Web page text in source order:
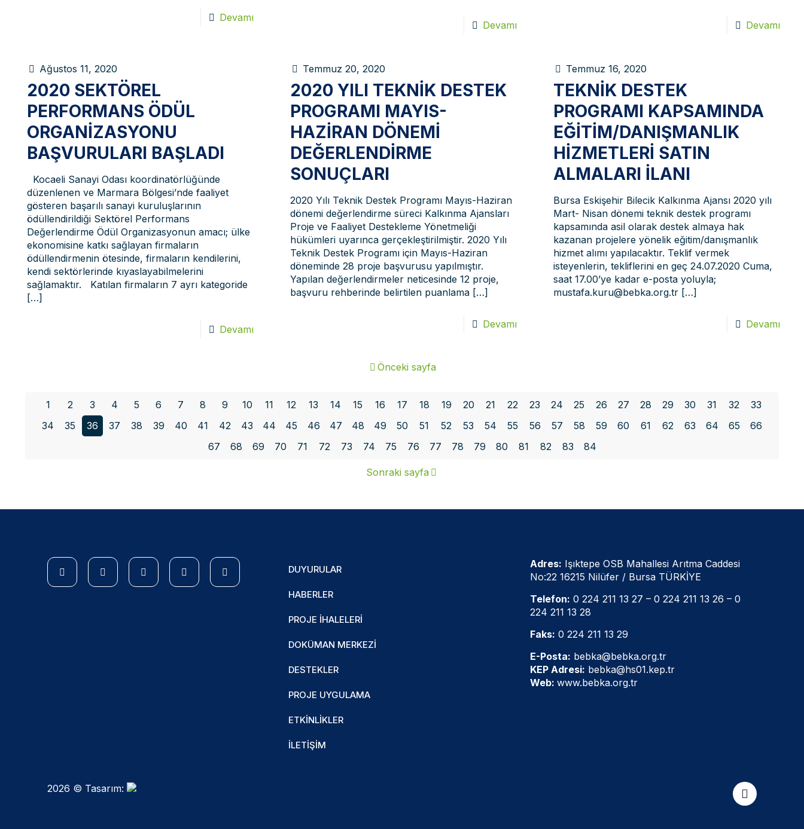
Devamı
Devamı Devamı
Ağustos 11, 2020
2020 SEKTÖREL
PERFORMANS ÖDÜL
ORGANIZASYONU
BAŞVURULARI BAŞLADI
Kocaeli Sanayi Odası koordinatörlüğünde
düzenlenen ve Marmara Bölgesi’nde faaliyet
gösteren başarılı sanayi kuruluşlarının
ödüllendirildiği Sektörel Performans
Değerlendirme Ödül Organizasyonun amacı; ülke
ekonomisine katkı sağlayan firmaların
ödüllendirmenin ötesinde, firmaların kendilerini,
kendi sektörlerinde kıyaslayabilmelerini
sağlamaktır. Katılan firmaların 7 ayrı kategoride
[…]
Devamı
Temmuz 20, 2020
2020 YILI TEKNIK DESTEK
PROGRAMI MAYIS-
HAZIRAN DÖNEMI
DEĞERLENDIRME
SONUÇLARI
2020 Yılı Teknik Destek Programı Mayıs-Haziran
dönemi değerlendirme süreci Kalkınma Ajansları
Proje ve Faaliyet Destekleme Yönetmeliği
hükümleri uyarınca gerçekleştirilmiştir. 2020 Yılı
Teknik Destek Programı için Mayıs-Haziran
döneminde 28 proje başvurusu yapılmıştır.
Yapılan değerlendirmeler neticesinde 12 proje,
başvuru rehberinde belirtilen puanlama […]
Devamı
Temmuz 16, 2020
TEKNIK DESTEK
PROGRAMI KAPSAMINDA
EĞITIM/DANIŞMANLIK
HIZMETLERI SATIN
ALMALARI İLANI
Bursa Eskişehir Bilecik Kalkınma Ajansı 2020 yılı
Mart- Nisan dönemi teknik destek programı
kapsamında asil olarak destek almaya hak
kazanan projelere yönelik eğitim/danışmanlık
hizmet alımı yapılacaktır. Teklif vermek
isteyenlerin, tekliflerini en geç 24.07.2020 Cuma,
saat 17.00’ye kadar e-posta yoluyla;
mustafa.kuru@bebka.org.tr […]
Devamı
Önceki sayfa
1 2 3 4 5 6 7 8 9 10 11 12 13 14 15 16 17 18 19 20 21 22 23 24 25 26 27 28 29 30 31 32
33
34
35 36 37 38 39 40 41 42 43 44 45 46 47 48 49 50 51 52 53 54 55 56 57 58 59 60 61 62 63 64 65
66
67
68 69 70 71 72 73 74 75 76 77 78 79 80 81 82 83 84
Sonraki sayfa
DUYURULAR
HABERLER
PROJE İHALELERI
DOKÜMAN MERKEZI
DESTEKLER
PROJE UYGULAMA
ETKINLIKLER
İLETIŞIM
Adres: Işıktepe OSB Mahallesi Arıtma Caddesi
No:22 16215 Nilüfer / Bursa TÜRKİYE
Telefon: 0 224 211 13 27 – 0 224 211 13 26 – 0
224 211 13 28
Faks: 0 224 211 13 29
E-Posta: bebka@bebka.org.tr
KEP Adresi: bebka@hs01.kep.tr
Web: www.bebka.org.tr
2026 © Tasarım: